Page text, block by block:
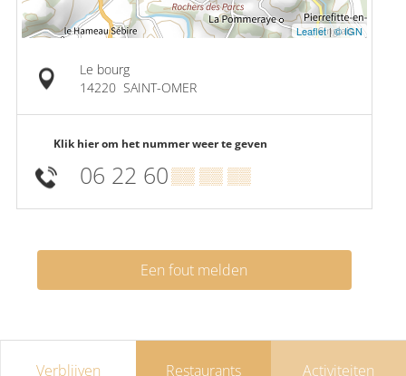
Leaflet|© IGN
Le bourg
14220 SAINT-OMER
Klik hier om het nummer weer te geven
06 22 60▒▒ ▒▒ ▒▒
Een fout melden
Verblijven Restaurants Activiteiten